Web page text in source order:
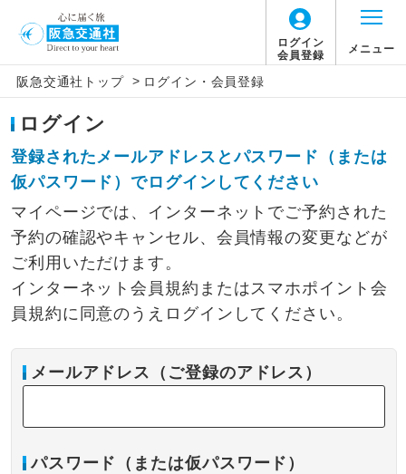
ログイン
会員登録
メニュー
阪急交通社トップ > ログイン・会員登録
ログイン
登録されたメールアドレスとパスワード（または
仮パスワード）でログインしてください
マイページでは、インターネットでご予約された
予約の確認やキャンセル、会員情報の変更などが
ご利用いただけます。
インターネット会員規約またはスマホポイント会
員規約に同意のうえログインしてください。
メールアドレス（ご登録のアドレス）
パスワード（または仮パスワード）